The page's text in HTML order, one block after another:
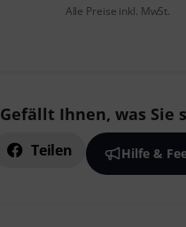
Alle Preise inkl. MwSt.
Gefällt Ihnen, was Sie
Teilen Hilfe &